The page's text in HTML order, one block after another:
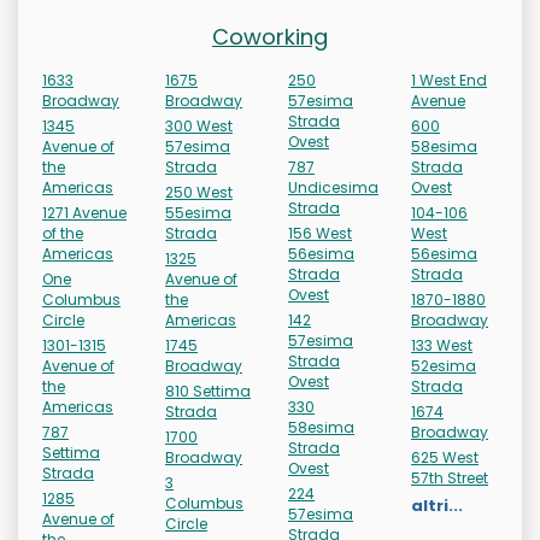
Coworking
1633
Broadway
1345
Avenue of
the
Americas
1271 Avenue
of the
Americas
One
Columbus
Circle
1301-1315
Avenue of
the
Americas
787
Settima
Strada
1285
Avenue of
1675
Broadway
300 West
57esima
Strada
250 West
55esima
Strada
1325
Avenue of
the
Americas
1745
Broadway
810 Settima
Strada
1700
Broadway
3
Columbus
Circle
250
57esima
Strada
Ovest
787
Undicesima
Strada
156 West
56esima
Strada
Ovest
142
57esima
Strada
Ovest
330
58esima
Strada
Ovest
224
57esima
Strada
1 West End
Avenue
600
58esima
Strada
Ovest
104-106
West
56esima
Strada
1870-1880
Broadway
133 West
52esima
Strada
1674
Broadway
625 West
57th Street
altri...